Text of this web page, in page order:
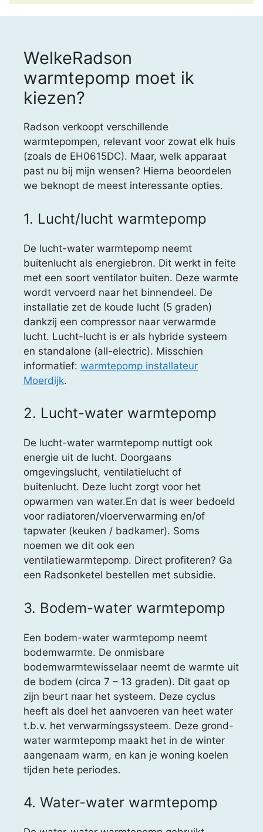
WelkeRadson
warmtepomp moet ik
kiezen?
Radson verkoopt verschillende
warmtepompen, relevant voor zowat elk huis
(zoals de EH0615DC). Maar, welk apparaat
past nu bij mijn wensen? Hierna beoordelen
we beknopt de meest interessante opties.
1. Lucht/lucht warmtepomp
De lucht-water warmtepomp neemt
buitenlucht als energiebron. Dit werkt in feite
met een soort ventilator buiten. Deze warmte
wordt vervoerd naar het binnendeel. De
installatie zet de koude lucht (5 graden)
dankzij een compressor naar verwarmde
lucht. Lucht-lucht is er als hybride systeem
en standalone (all-electric). Misschien
informatief: warmtepomp installateur
Moerdijk.
2. Lucht-water warmtepomp
De lucht-water warmtepomp nuttigt ook
energie uit de lucht. Doorgaans
omgevingslucht, ventilatielucht of
buitenlucht. Deze lucht zorgt voor het
opwarmen van water.En dat is weer bedoeld
voor radiatoren/vloerverwarming en/of
tapwater (keuken / badkamer). Soms
noemen we dit ook een
ventilatiewarmtepomp. Direct profiteren? Ga
een Radsonketel bestellen met subsidie.
3. Bodem-water warmtepomp
Een bodem-water warmtepomp neemt
bodemwarmte. De onmisbare
bodemwarmtewisselaar neemt de warmte uit
de bodem (circa 7 – 13 graden). Dit gaat op
zijn beurt naar het systeem. Deze cyclus
heeft als doel het aanvoeren van heet water
t.b.v. het verwarmingssysteem. Deze grond-
water warmtepomp maakt het in de winter
aangenaam warm, en kan je woning koelen
tijden hete periodes.
4. Water-water warmtepomp